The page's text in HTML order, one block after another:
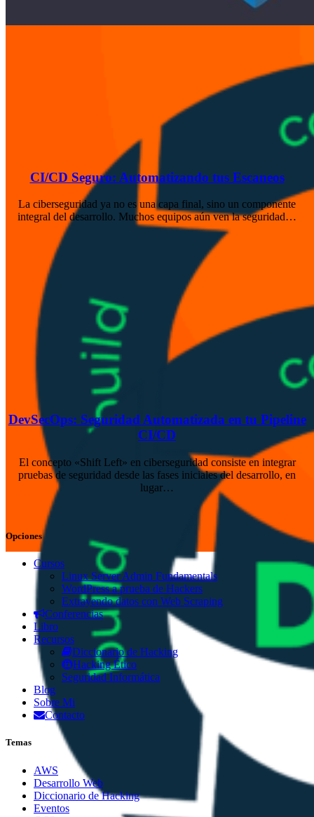
CI/CD Seguro: Automatizando tus Escaneos
La ciberseguridad ya no es una capa final, sino un componente
integral del desarrollo. Muchos equipos aún ven la seguridad…
DevSecOps: Seguridad Automatizada en tu Pipeline
CI/CD
El concepto «Shift Left» en ciberseguridad consiste en integrar
pruebas de seguridad desde las fases iniciales del desarrollo, en
lugar…
Opciones
Cursos
Linux Server Admin Fundamentals
WordPress a prueba de Hackers
Extrayendo datos con Web Scraping
Conferencias
Libro
Recursos
Diccionario de Hacking
Hacking Ético
Seguridad Informática
Blog
Sobre Mi
Contacto
Temas
AWS
Desarrollo Web
Diccionario de Hacking
Eventos